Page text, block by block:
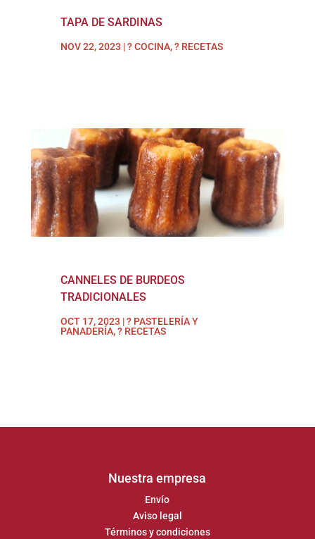
TAPA DE SARDINAS
NOV 22, 2023 |? COCINA,? RECETAS
CANNELES DE BURDEOS
TRADICIONALES
OCT 17, 2023 |? PASTELERÍA Y
PANADERÍA,? RECETAS
Nuestra empresa
Envío
Aviso legal
Términos y condiciones